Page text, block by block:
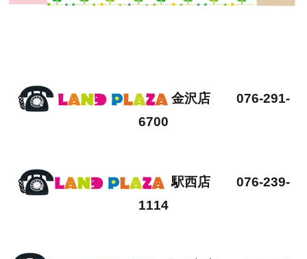
金沢店 076-291-
6700
駅西店 076-239-
1114